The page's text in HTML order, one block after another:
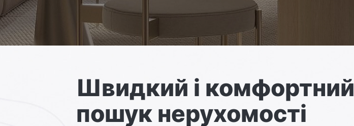
Швидкий і комфортний
пошук нерухомості